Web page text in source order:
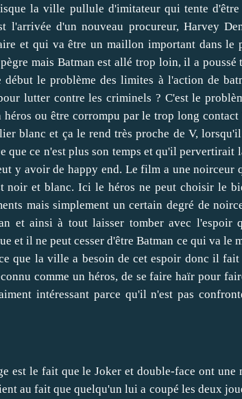
la ville pullule d'imitateur qui tente d'être
l'arrivée d'un nouveau procureur, Harvey
et qui va être un maillon important dans le
mais Batman est allé trop loin, il a
début le problème des limites à l'action de
lutter contre les criminels ? C'est le
ou être corrompu par le trop long contact
blanc et ça le rend très proche de V,
que ce n'est plus son temps et qu'il
y avoir de happy end. Le film a une noirceur
noir et blanc. Ici le héros ne peut choisir le
mais simplement un certain degré de
et ainsi à tout laisser tomber avec l'espoir
et il ne peut cesser d'être Batman ce qui va le
que la ville a besoin de cet espoir donc il
comme un héros, de se faire haïr pour
intéressant parce qu'il n'est pas
est le fait que le Joker et double-face ont une
au fait que quelqu'un lui a coupé les deux